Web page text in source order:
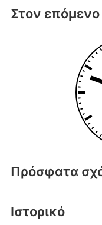
Στον
Πρόσφατα
Ιστορικό